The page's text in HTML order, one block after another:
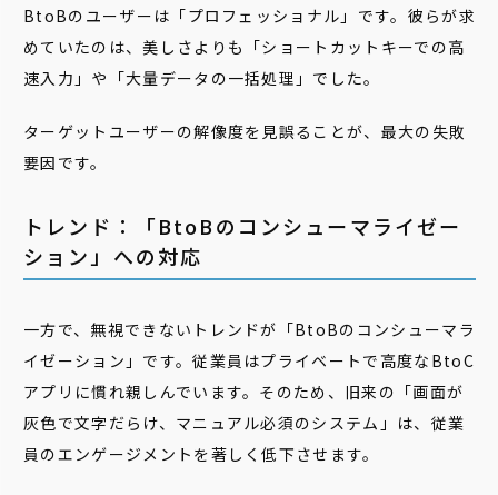
BtoBのユーザーは「プロフェッショナル」です。彼らが求
めていたのは、美しさよりも「ショートカットキーでの高
速入力」や「大量データの一括処理」でした。
ターゲットユーザーの解像度を見誤ることが、最大の失敗
要因です。
トレンド：「BtoBのコンシューマライゼー
ション」への対応
一方で、無視できないトレンドが「BtoBのコンシューマラ
イゼーション」です。従業員はプライベートで高度なBtoC
アプリに慣れ親しんでいます。そのため、旧来の「画面が
灰色で文字だらけ、マニュアル必須のシステム」は、従業
員のエンゲージメントを著しく低下させます。